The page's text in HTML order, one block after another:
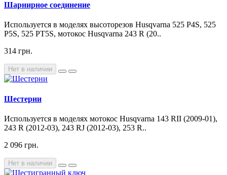
Шарнирное соединение
Используется в моделях высоторезов Husqvarna 525 P4S, 525
P5S, 525 PT5S, мотокос Husqvarna 243 R (20..
314 грн.
Нет в наличии
Шестерни
Используется в моделях мотокос Husqvarna 143 RII (2009-01),
243 R (2012-03), 243 RJ (2012-03), 253 R..
2 096 грн.
Нет в наличии